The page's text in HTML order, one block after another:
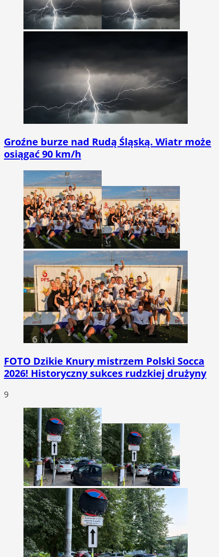
Groźne burze nad Rudą Śląską. Wiatr może
osiągać 90 km/h
FOTO Dzikie Knury mistrzem Polski Socca
2026! Historyczny sukces rudzkiej drużyny
9